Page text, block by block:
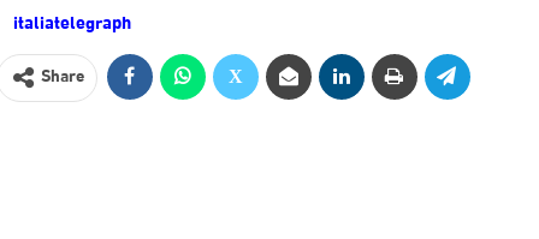
italiatelegraph
Share